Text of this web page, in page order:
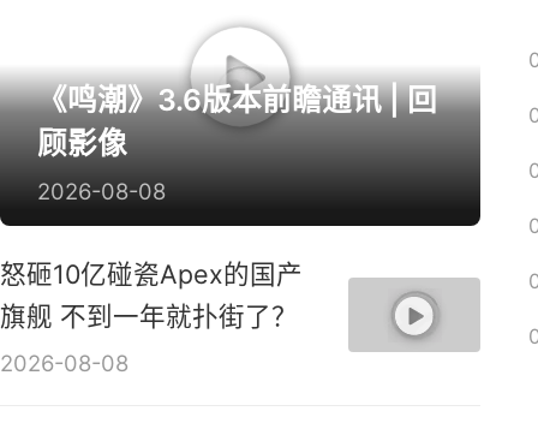
《鸣潮》3.6版本前瞻通讯 | 回
顾影像
2026-08-08
怒砸10亿碰瓷Apex的国产
旗舰 不到一年就扑街了？
2026-08-08